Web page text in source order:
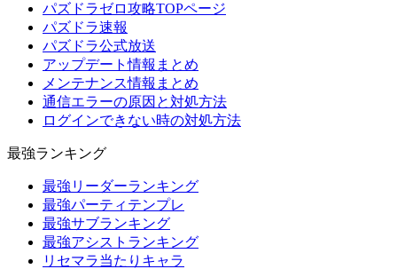
パズドラゼロ攻略TOPページ
パズドラ速報
パズドラ公式放送
アップデート情報まとめ
メンテナンス情報まとめ
通信エラーの原因と対処方法
ログインできない時の対処方法
最強ランキング
最強リーダーランキング
最強パーティテンプレ
最強サブランキング
最強アシストランキング
リセマラ当たりキャラ